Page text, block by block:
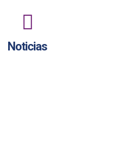
Noticias